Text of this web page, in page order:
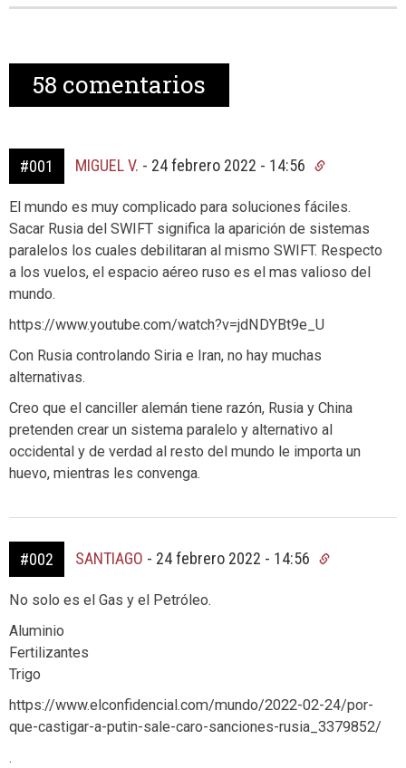
58 comentarios
#001 MIGUEL V. - 24 febrero 2022 - 14:56
El mundo es muy complicado para soluciones fáciles.
Sacar Rusia del SWIFT significa la aparición de sistemas
paralelos los cuales debilitaran al mismo SWIFT. Respecto
a los vuelos, el espacio aéreo ruso es el mas valioso del
mundo.
https://www.youtube.com/watch?v=jdNDYBt9e_U
Con Rusia controlando Siria e Iran, no hay muchas
alternativas.
Creo que el canciller alemán tiene razón, Rusia y China
pretenden crear un sistema paralelo y alternativo al
occidental y de verdad al resto del mundo le importa un
huevo, mientras les convenga.
#002 SANTIAGO - 24 febrero 2022 - 14:56
No solo es el Gas y el Petróleo.
Aluminio
Fertilizantes
Trigo
https://www.elconfidencial.com/mundo/2022-02-24/por-
que-castigar-a-putin-sale-caro-sanciones-rusia_3379852/
.